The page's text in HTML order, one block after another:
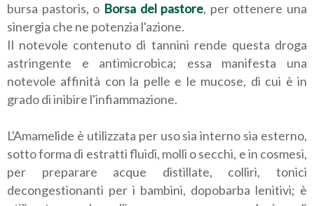
bursa pastoris, o Borsa del pastore, per ottenere una
sinergia che ne potenzia l'azione.
Il notevole contenuto di tannini rende questa droga
astringente e antimicrobica; essa manifesta una
notevole affinità con la pelle e le mucose, di cui è in
grado di inibire l'infiammazione.
L'Amamelide è utilizzata per uso sia interno sia esterno,
sotto forma di estratti fluidi, molli o secchi, e in cosmesi,
per preparare acque distillate, colliri, tonici
decongestionanti per i bambini, dopobarba lenitivi; è